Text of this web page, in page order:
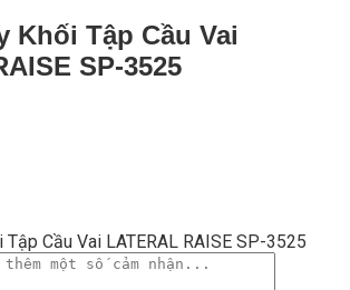
Khối Tập Cầu Vai
SP-3525
Cầu Vai LATERAL RAISE SP-3525